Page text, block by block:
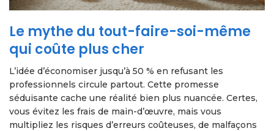
Le mythe du tout-faire-soi-même
qui coûte plus cher
L’idée d’économiser jusqu’à 50 % en refusant les
professionnels circule partout. Cette promesse
séduisante cache une réalité bien plus nuancée. Certes,
vous évitez les frais de main-d’œuvre, mais vous
multipliez les risques d’erreurs coûteuses, de malfaçons